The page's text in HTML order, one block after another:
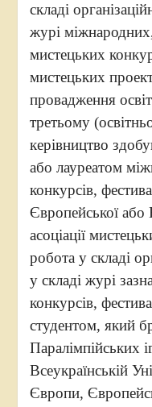
складі
журі
мистецьких
мистецьких
провадження
третьому
керівництво
або лауреатом
конкурсів,
Європейської або
асоціації
робота у складі
у складі журі
конкурсів,
студентом, який
Паралімпійських
Всеукраїнській
Європи,